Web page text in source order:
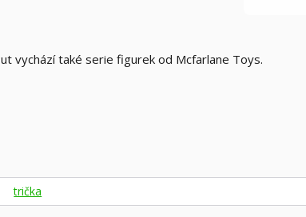
vychází také serie figurek od Mcfarlane Toys.
trička